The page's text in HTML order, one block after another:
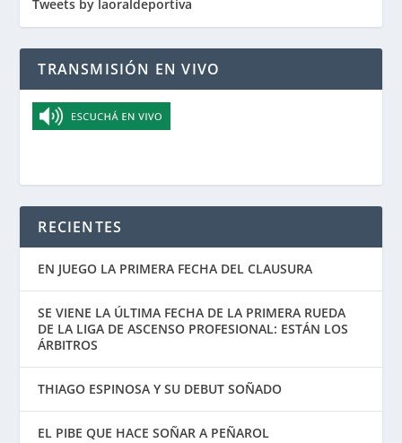
Tweets by laoraldeportiva
TRANSMISIÓN EN VIVO
RECIENTES
EN JUEGO LA PRIMERA FECHA DEL CLAUSURA
SE VIENE LA ÚLTIMA FECHA DE LA PRIMERA RUEDA
DE LA LIGA DE ASCENSO PROFESIONAL: ESTÁN LOS
ÁRBITROS
THIAGO ESPINOSA Y SU DEBUT SOÑADO
EL PIBE QUE HACE SOÑAR A PEÑAROL